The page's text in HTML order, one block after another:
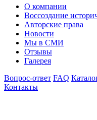
О компании
Воссоздание
Авторские права
Новости
Мы в СМИ
Отзывы
Галерея
Вопрос-ответ FAQ
Контакты